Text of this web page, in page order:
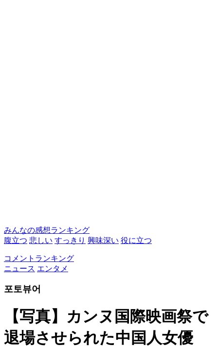
みんなの感想ランキング
腹立つ 悲しい すっきり 興味深い 役に立つ
コメントランキング
ニュース エンタメ
포토뷰어
【写真】カンヌ国際映画祭で
退場させられた中国人女優